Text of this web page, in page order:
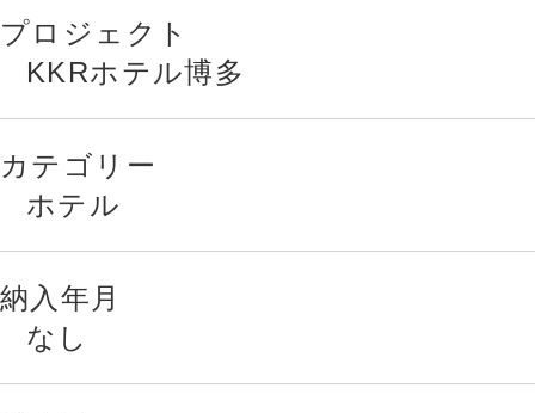
プロジェクト
KKRホテル博多
カテゴリー
ホテル
納入年月
なし